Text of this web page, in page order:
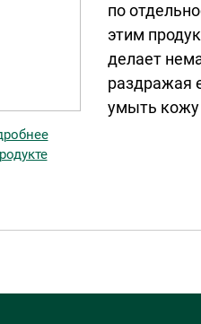
по
этим
делает
раздражая
умыть кожу